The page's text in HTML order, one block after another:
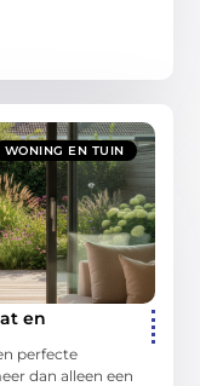
WONING EN TUIN
en
perfecte
dan alleen een